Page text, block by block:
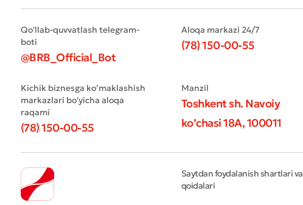
Qo'llab-quvvatlash telegram-
boti
@BRB_Official_Bot
Aloqa markazi 24/7
(78) 150-00-55
Kichik biznesga ko’maklashish
markazlari bo'yicha aloqa
raqami
(78) 150-00-55
Manzil
Toshkent sh. Navoiy
ko’chasi 18А, 100011
Saytdan foydalanish shartlari va
qoidalari